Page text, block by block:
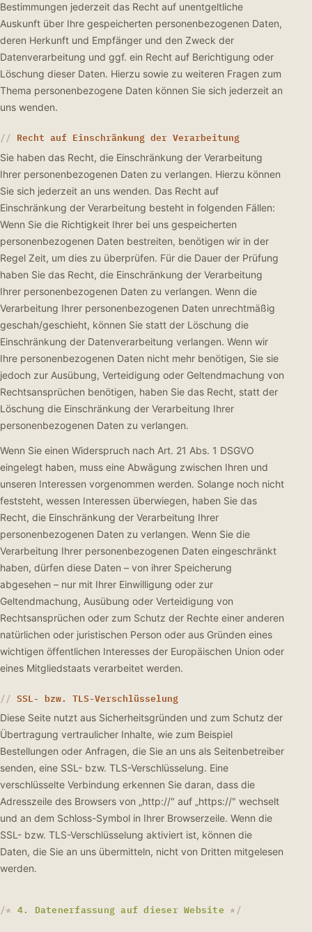
Bestimmungen jederzeit das Recht auf unentgeltliche
Auskunft über Ihre gespeicherten personenbezogenen Daten,
deren Herkunft und Empfänger und den Zweck der
Datenverarbeitung und ggf. ein Recht auf Berichtigung oder
Löschung dieser Daten. Hierzu sowie zu weiteren Fragen zum
Thema personenbezogene Daten können Sie sich jederzeit an
uns wenden.
Recht auf Einschränkung der Verarbeitung
Sie haben das Recht, die Einschränkung der Verarbeitung
Ihrer personenbezogenen Daten zu verlangen. Hierzu können
Sie sich jederzeit an uns wenden. Das Recht auf
Einschränkung der Verarbeitung besteht in folgenden Fällen:
Wenn Sie die Richtigkeit Ihrer bei uns gespeicherten
personenbezogenen Daten bestreiten, benötigen wir in der
Regel Zeit, um dies zu überprüfen. Für die Dauer der Prüfung
haben Sie das Recht, die Einschränkung der Verarbeitung
Ihrer personenbezogenen Daten zu verlangen. Wenn die
Verarbeitung Ihrer personenbezogenen Daten unrechtmäßig
geschah/geschieht, können Sie statt der Löschung die
Einschränkung der Datenverarbeitung verlangen. Wenn wir
Ihre personenbezogenen Daten nicht mehr benötigen, Sie sie
jedoch zur Ausübung, Verteidigung oder Geltendmachung von
Rechtsansprüchen benötigen, haben Sie das Recht, statt der
Löschung die Einschränkung der Verarbeitung Ihrer
personenbezogenen Daten zu verlangen.
Wenn Sie einen Widerspruch nach Art. 21 Abs. 1 DSGVO
eingelegt haben, muss eine Abwägung zwischen Ihren und
unseren Interessen vorgenommen werden. Solange noch nicht
feststeht, wessen Interessen überwiegen, haben Sie das
Recht, die Einschränkung der Verarbeitung Ihrer
personenbezogenen Daten zu verlangen. Wenn Sie die
Verarbeitung Ihrer personenbezogenen Daten eingeschränkt
haben, dürfen diese Daten – von ihrer Speicherung
abgesehen – nur mit Ihrer Einwilligung oder zur
Geltendmachung, Ausübung oder Verteidigung von
Rechtsansprüchen oder zum Schutz der Rechte einer anderen
natürlichen oder juristischen Person oder aus Gründen eines
wichtigen öffentlichen Interesses der Europäischen Union oder
eines Mitgliedstaats verarbeitet werden.
SSL- bzw. TLS-Verschlüsselung
Diese Seite nutzt aus Sicherheitsgründen und zum Schutz der
Übertragung vertraulicher Inhalte, wie zum Beispiel
Bestellungen oder Anfragen, die Sie an uns als Seitenbetreiber
senden, eine SSL- bzw. TLS-Verschlüsselung. Eine
verschlüsselte Verbindung erkennen Sie daran, dass die
Adresszeile des Browsers von „http://" auf „https://" wechselt
und an dem Schloss-Symbol in Ihrer Browserzeile. Wenn die
SSL- bzw. TLS-Verschlüsselung aktiviert ist, können die
Daten, die Sie an uns übermitteln, nicht von Dritten mitgelesen
werden.
4. Datenerfassung auf dieser Website